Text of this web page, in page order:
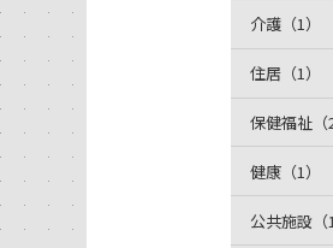
介護（1）
住居（1）
保健福祉（2
健康（1）
公共施設（1